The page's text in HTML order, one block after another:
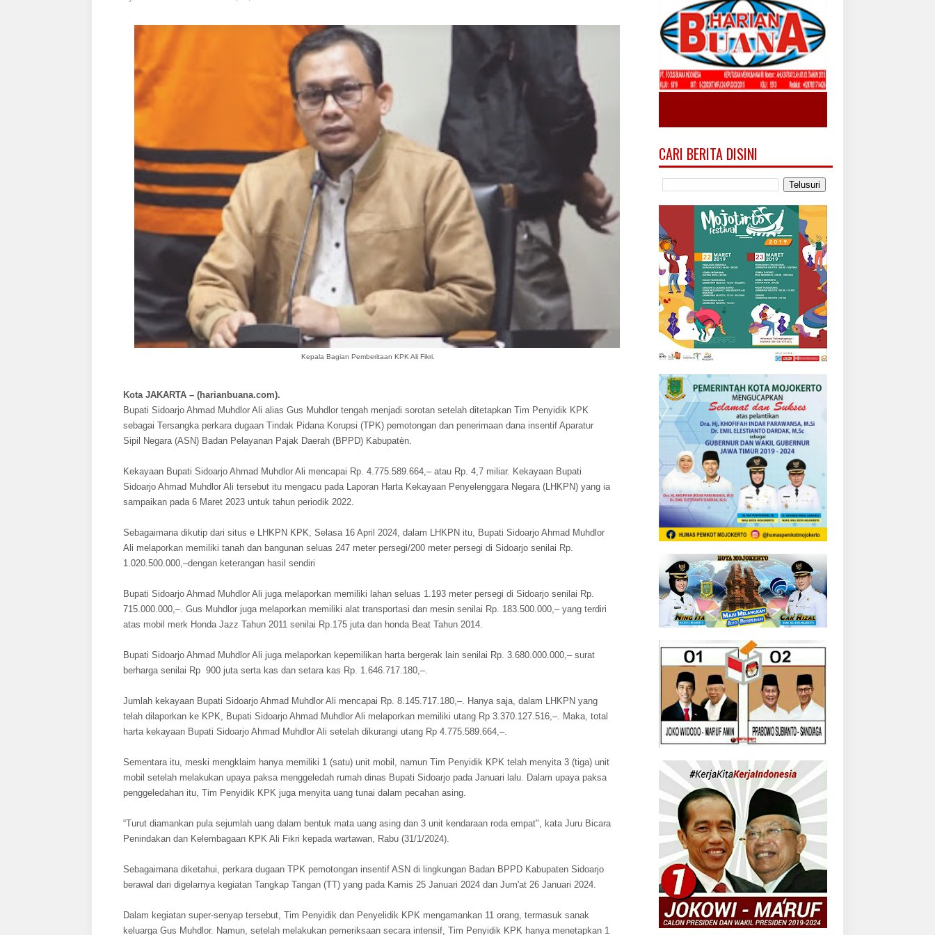
Kepala Bagian Pemberitaan KPK Ali Fikri.
Kota JAKARTA – (harianbuana.com).
Bupati Sidoarjo Ahmad Muhdlor Ali alias Gus Muhdlor tengah menjadi sorotan setelah ditetapkan Tim Penyidik KPK
sebagai Tersangka perkara dugaan Tindak Pidana Korupsi (TPK) pemotongan dan penerimaan dana insentif Aparatur
Sipil Negara (ASN) Badan Pelayanan Pajak Daerah (BPPD) Kabupatèn.
Kekayaan Bupati Sidoarjo Ahmad Muhdlor Ali mencapai Rp. 4.775.589.664,– atau Rp. 4,7 miliar. Kekayaan Bupati
Sidoarjo Ahmad Muhdlor Ali tersebut itu mengacu pada Laporan Harta Kekayaan Penyelenggara Negara (LHKPN) yang ia
sampaikan pada 6 Maret 2023 untuk tahun periodik 2022.
Sebagaimana dikutip dari situs e LHKPN KPK, Selasa 16 April 2024, dalam LHKPN itu, Bupati Sidoarjo Ahmad Muhdlor
Ali melaporkan memiliki tanah dan bangunan seluas 247 meter persegi/200 meter persegi di Sidoarjo senilai Rp.
1.020.500.000,–dengan keterangan hasil sendiri
Bupati Sidoarjo Ahmad Muhdlor Ali juga melaporkan memiliki lahan seluas 1.193 meter persegi di Sidoarjo senilai Rp.
715.000.000,–. Gus Muhdlor juga melaporkan memiliki alat transportasi dan mesin senilai Rp. 183.500.000,– yang terdiri
atas mobil merk Honda Jazz Tahun 2011 senilai Rp.175 juta dan honda Beat Tahun 2014.
Bupati Sidoarjo Ahmad Muhdlor Ali juga melaporkan kepemilikan harta bergerak lain senilai Rp. 3.680.000.000,– surat
berharga senilai Rp 900 juta serta kas dan setara kas Rp. 1.646.717.180,–.
Jumlah kekayaan Bupati Sidoarjo Ahmad Muhdlor Ali mencapai Rp. 8.145.717.180,–. Hanya saja, dalam LHKPN yang
telah dilaporkan ke KPK, Bupati Sidoarjo Ahmad Muhdlor Ali melaporkan memiliki utang Rp 3.370.127.516,–. Maka, total
harta kekayaan Bupati Sidoarjo Ahmad Muhdlor Ali setelah dikurangi utang Rp 4.775.589.664,–.
Sementara itu, meski mengklaim hanya memiliki 1 (satu) unit mobil, namun Tim Penyidik KPK telah menyita 3 (tiga) unit
mobil setelah melakukan upaya paksa menggeledah rumah dinas Bupati Sidoarjo pada Januari lalu. Dalam upaya paksa
penggeledahan itu, Tim Penyidik KPK juga menyita uang tunai dalam pecahan asing.
“Turut diamankan pula sejumlah uang dalam bentuk mata uang asing dan 3 unit kendaraan roda empat", kata Juru Bicara
Penindakan dan Kelembagaan KPK Ali Fikri kepada wartawan, Rabu (31/1/2024).
Sebagaimana diketahui, perkara dugaan TPK pemotongan insentif ASN di lingkungan Badan BPPD Kabupaten Sidoarjo
berawal dari digelarnya kegiatan Tangkap Tangan (TT) yang pada Kamis 25 Januari 2024 dan Jum'at 26 Januari 2024.
Dalam kegiatan super-senyap tersebut, Tim Penyidik dan Penyelidik KPK mengamankan 11 orang, termasuk sanak
keluarga Gus Muhdlor. Namun, setelah melakukan pemeriksaan secara intensif, Tim Penyidik KPK hanya menetapkan 1
CARI BERITA DISINI